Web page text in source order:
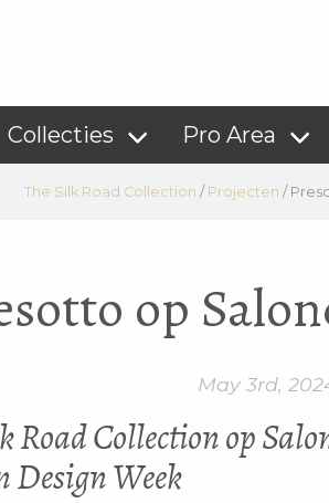
Collecties Pro Area
The Silk Road Collection / Projecten /
op
May 3rd,
Road Collection op
Week